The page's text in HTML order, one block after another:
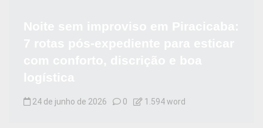
24 de junho de 2026 0 1.594 word